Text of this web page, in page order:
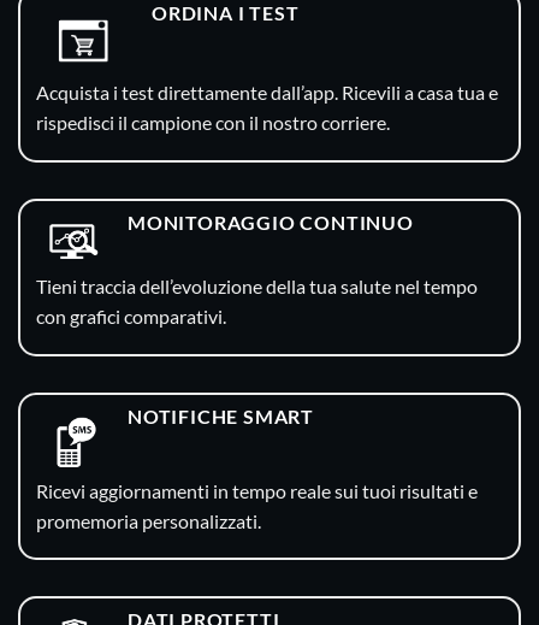
ORDINA I TEST
Acquista i test direttamente dall’app. Ricevili a casa tua e
rispedisci il campione con il nostro corriere.
MONITORAGGIO CONTINUO
Tieni traccia dell’evoluzione della tua salute nel tempo
con grafici comparativi.
NOTIFICHE SMART
Ricevi aggiornamenti in tempo reale sui tuoi risultati e
promemoria personalizzati.
DATI PROTETTI